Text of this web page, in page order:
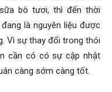
bò tươi, thì đến thời
là nguyên liệu được
Vì sự thay đổi trong thói
cần có có sự cập nhật
càng sớm càng tốt.